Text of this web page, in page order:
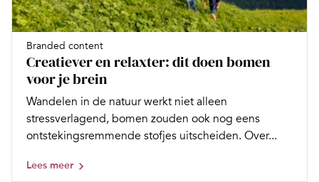
Branded content
Creatiever en relaxter: dit doen bomen
voor je brein
Wandelen in de natuur werkt niet alleen
stressverlagend, bomen zouden ook nog eens
ontstekingsremmende stofjes uitscheiden. Over...
Lees meer